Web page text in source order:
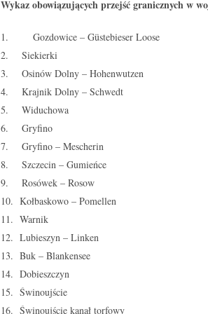
Wykaz obowiązujących przejść granicznych w
1. Gozdowice – Güstebieser Loose
2. Siekierki
3. Osinów Dolny – Hohenwutzen
4. Krajnik Dolny – Schwedt
5. Widuchowa
6. Gryfino
7. Gryfino – Mescherin
8. Szczecin – Gumieńce
9. Rosówek – Rosow
10. Kołbaskowo – Pomellen
11. Warnik
12. Lubieszyn – Linken
13. Buk – Blankensee
14. Dobieszczyn
15. Świnoujście
16. Świnoujście kanał torfowy